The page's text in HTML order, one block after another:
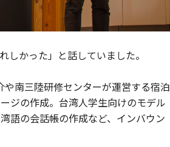
しかった」と話していました。
南三陸研修センターが運営する宿泊
ジの作成。台湾人学生向けのモデル
語の会話帳の作成など、インバウン